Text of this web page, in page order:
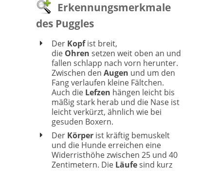
Erkennungsmerkmale
des Puggles
Der Kopfist breit,
die Ohren setzen weit oben an und
fallen schlapp nach vorn herunter.
Zwischen den Augen und um den
Fang verlaufen kleine Fältchen.
Auch die Lefzen hängen leicht bis
mäßig stark herab und die Nase ist
leicht verkürzt, ähnlich wie bei
gesuden Boxern.
Der Körper ist kräftig bemuskelt
und die Hunde erreichen eine
Widerristhöhe zwischen 25 und 40
Zentimetern. Die Läufesind kurz